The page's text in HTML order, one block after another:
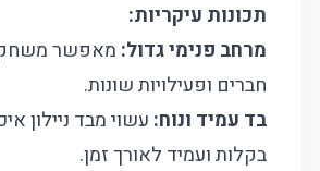
תכונות עיקריות:
מרחב פנימי גדול: מאפשר
חברים ופעילויות שונות.
בד עמיד ונוח: עשוי מבד ניילון
בקלות ועמיד לאורך זמן.